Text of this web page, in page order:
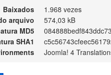
Baixados
1.968 vezes
arquivo
574,03 kB
MD5
SHA1
Joomla! 4